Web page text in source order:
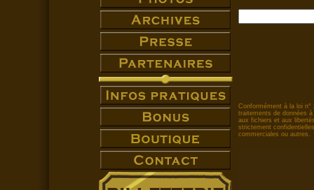
Conformément à la loi
traitements de données
aux fichiers et aux
strictement
commerciales ou autres.